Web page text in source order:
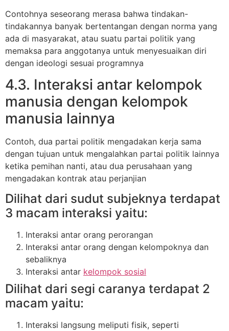
Contohnya seseorang merasa bahwa tindakan-
tindakannya banyak bertentangan dengan norma yang
ada di masyarakat, atau suatu partai politik yang
memaksa para anggotanya untuk menyesuaikan diri
dengan ideologi sesuai programnya
4.3. Interaksi antar kelompok
manusia dengan kelompok
manusia lainnya
Contoh, dua partai politik mengadakan kerja sama
dengan tujuan untuk mengalahkan partai politik lainnya
ketika pemihan nanti, atau dua perusahaan yang
mengadakan kontrak atau perjanjian
Dilihat dari sudut subjeknya terdapat
3 macam interaksi yaitu:
Interaksi antar orang perorangan
Interaksi antar orang dengan kelompoknya dan
sebaliknya
Interaksi antar kelompok sosial
Dilihat dari segi caranya terdapat 2
macam yaitu:
Interaksi langsung meliputi fisik, seperti